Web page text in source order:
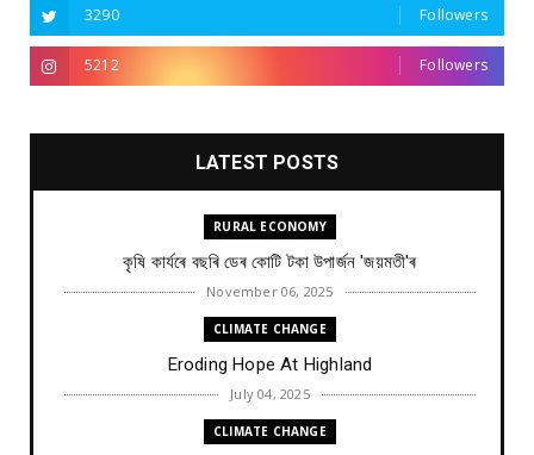
3290 Followers
5212 Followers
LATEST POSTS
RURAL ECONOMY
কৃষি কাৰ্যৰে বছৰি ডেৰ কোটি টকা উপার্জন 'জয়মতী'ৰ
November 06, 2025
CLIMATE CHANGE
Eroding Hope At Highland
July 04, 2025
CLIMATE CHANGE